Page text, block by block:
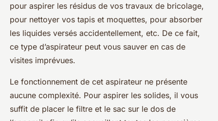
pour aspirer les résidus de vos travaux de bricolage,
pour nettoyer vos tapis et moquettes, pour absorber
les liquides versés accidentellement, etc. De ce fait,
ce type d’aspirateur peut vous sauver en cas de
visites imprévues.
Le fonctionnement de cet aspirateur ne présente
aucune complexité. Pour aspirer les solides, il vous
suffit de placer le filtre et le sac sur le dos de